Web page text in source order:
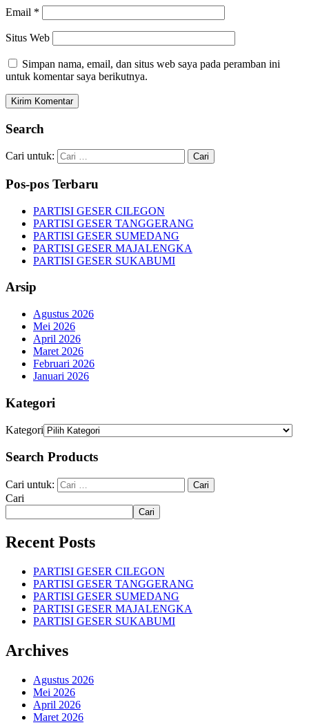
Email *
Situs Web
Simpan nama, email, dan situs web saya pada peramban ini
untuk komentar saya berikutnya.
Search
Cari untuk:
Pos-pos Terbaru
PARTISI GESER CILEGON
PARTISI GESER TANGGERANG
PARTISI GESER SUMEDANG
PARTISI GESER MAJALENGKA
PARTISI GESER SUKABUMI
Arsip
Agustus 2026
Mei 2026
April 2026
Maret 2026
Februari 2026
Januari 2026
Kategori
Kategori
Search Products
Cari untuk:
Cari
Cari
Recent Posts
PARTISI GESER CILEGON
PARTISI GESER TANGGERANG
PARTISI GESER SUMEDANG
PARTISI GESER MAJALENGKA
PARTISI GESER SUKABUMI
Archives
Agustus 2026
Mei 2026
April 2026
Maret 2026